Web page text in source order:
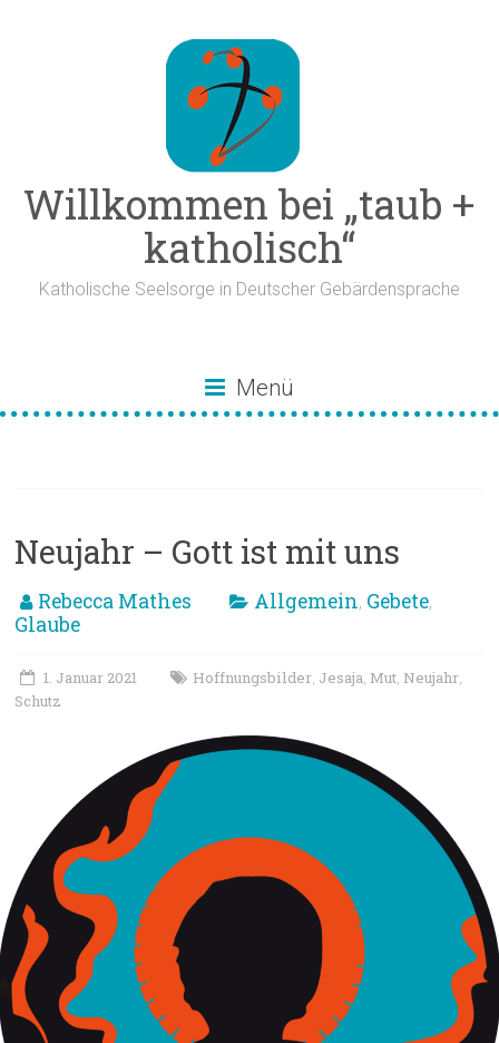
Willkommen bei „taub +
katholisch“
Katholische Seelsorge in Deutscher Gebärdensprache
Menü
Neujahr – Gott ist mit uns
Rebecca Mathes Allgemein, Gebete,
Glaube
1. Januar 2021 Hoffnungsbilder, Jesaja, Mut, Neujahr,
Schutz